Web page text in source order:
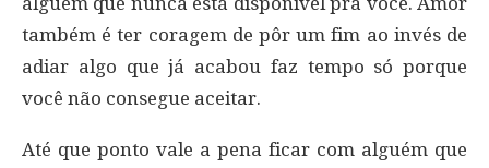
também é ter coragem de pôr um fim ao invés de
adiar algo que já acabou faz tempo só porque
você não consegue aceitar.
Até que ponto vale a pena ficar com alguém que